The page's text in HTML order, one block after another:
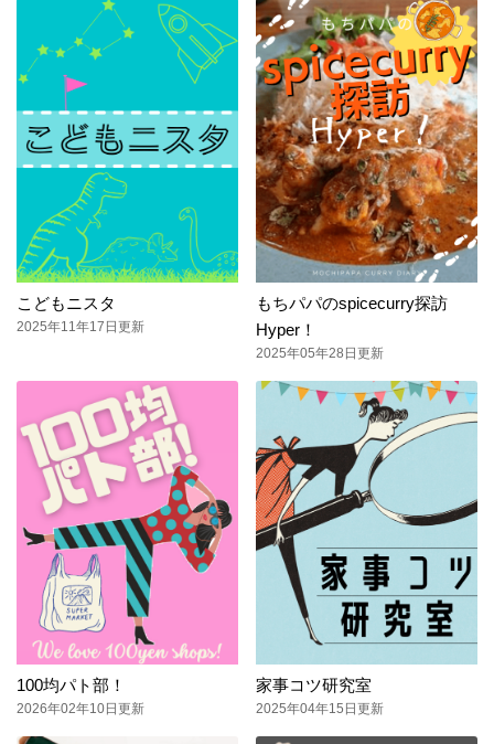
こどもニスタ
2025年11年17日更新
もちパパのspicecurry探訪
Hyper！
2025年05年28日更新
100均パト部！
2026年02年10日更新
家事コツ研究室
2025年04年15日更新